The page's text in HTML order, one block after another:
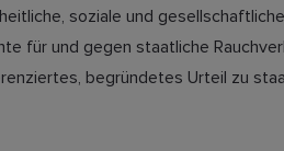
soziale und
für und gegen staatliche
begründetes Urteil zu